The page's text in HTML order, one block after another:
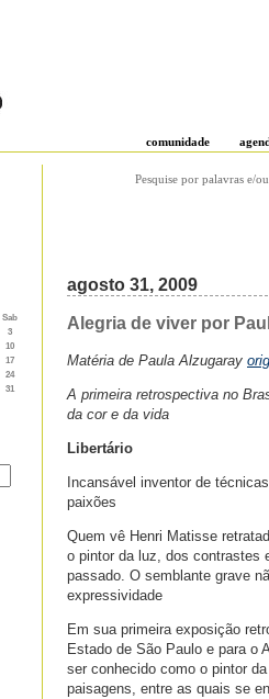
comunidade
Sab
3
10
17
24
31
Pesquise por palavras e/
agosto 31, 2009
Alegria de viver por
Matéria de Paula Alzugaray
A primeira retrospectiva no
da cor e da vida
Libertário
Incansável inventor de
paixões
Quem vê Henri Matisse
o pintor da luz, dos contrastes
passado. O semblante grave
expressividade
Em sua primeira exposição
Estado de São Paulo e para o
ser conhecido como o pintor
paisagens, entre as quais se